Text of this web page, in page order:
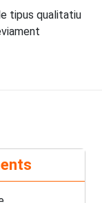
tipus qualitatiu